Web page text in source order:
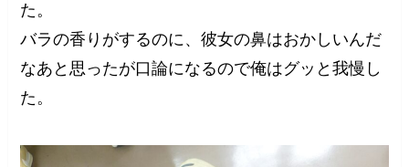
た。
バラの香りがするのに、彼女の鼻はおかしいんだ
なあと思ったが口論になるので俺はグッと我慢し
た。